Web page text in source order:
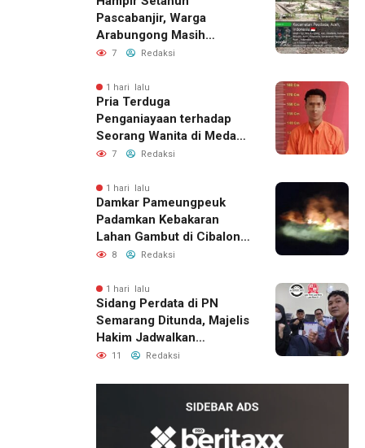
Pascabanjir, Warga
Arabungong Masih
Menunggu Bantuan
7 Redaksi
1 hari lalu
Pria Terduga
Penganiayaan terhadap
Seorang Wanita di Medan
Ditangkap Polisi
7 Redaksi
1 hari lalu
Damkar Pameungpeuk
Padamkan Kebakaran
Lahan Gambut di Cibalong,
Permukiman Warga
8 Redaksi
1 hari lalu
Sidang Perdata di PN
Semarang Ditunda, Majelis
Hakim Jadwalkan
Pemanggilan Ulang BPR
11 Redaksi